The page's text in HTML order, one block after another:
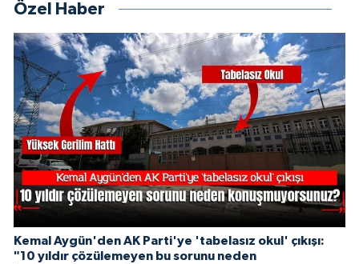
Özel Haber
Kemal Aygün'den AK Parti'ye 'tabelasız okul' çıkışı:
"10 yıldır çözülemeyen bu sorunu neden